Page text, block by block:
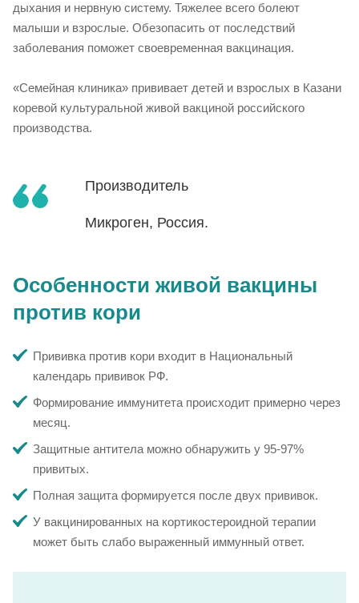
дыхания и нервную систему. Тяжелее всего болеют
малыши и взрослые. Обезопасить от последствий
заболевания поможет своевременная вакцинация.
«Семейная клиника» прививает детей и взрослых в Казани
коревой культуральной живой вакциной российского
производства.
Производитель
Микроген, Россия.
Особенности живой вакцины
против кори
Прививка против кори входит в Национальный
календарь прививок РФ.
Формирование иммунитета происходит примерно через
месяц.
Защитные антитела можно обнаружить у 95-97%
привитых.
Полная защита формируется после двух прививок.
У вакцинированных на кортикостероидной терапии
может быть слабо выраженный иммунный ответ.